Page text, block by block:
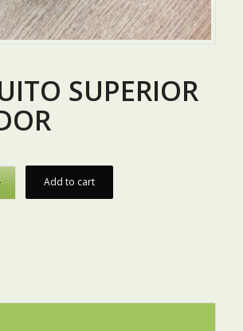
SUPERIOR
Add to cart